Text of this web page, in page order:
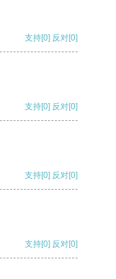
支持[0] 反对[0]
支持[0] 反对[0]
支持[0] 反对[0]
支持[0] 反对[0]